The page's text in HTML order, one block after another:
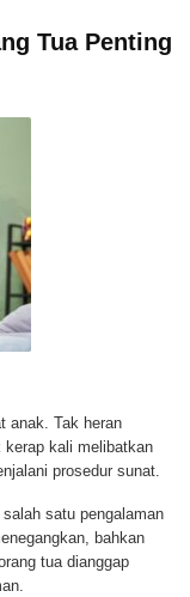
Tua Penting
anak. Tak heran
kerap kali melibatkan
prosedur sunat.
satu pengalaman
bahkan
tua dianggap